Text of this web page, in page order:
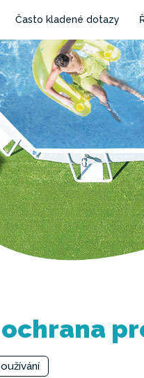
Často kladené dotazy